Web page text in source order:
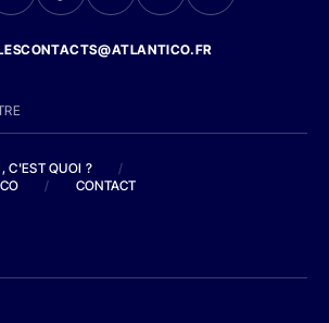
C'EST QUOI ?
/
/ CONTACT